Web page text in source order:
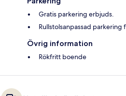
Gratis parkering erbjuds.
Rullstolsanpassad parkering
Övrig information
Rökfritt boende